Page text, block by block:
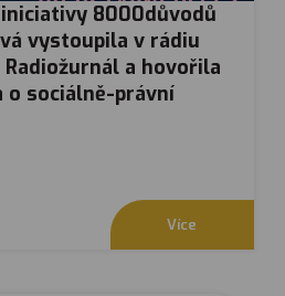
8000důvodů
vystoupila v rádiu
a hovořila
o sociálně-právní
Více